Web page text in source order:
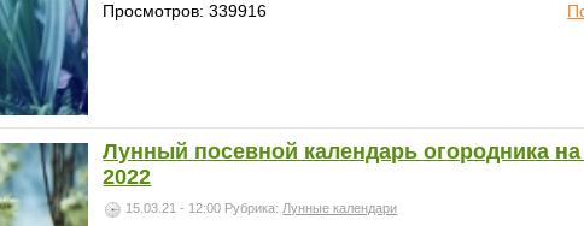
Просмотров: 339916
Лунный посевной календарь огородника
2022
15.03.21 - 12:00 Рубрика: Лунные календари